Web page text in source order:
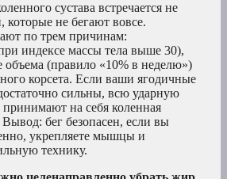
сустава встречается не
не бегают вовсе.
по трем причинам:
индексе массы тела выше 30),
объема (правило «10% в неделю»)
корсета. Если ваши ягодичные
сильны, всю ударную
принимают на себя коленная
бег безопасен, если вы
укрепляете мышцы и
технику.